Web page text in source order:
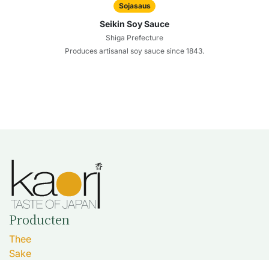
Sojasaus
Seikin Soy Sauce
Shiga Prefecture
Produces artisanal soy sauce since 1843.
Producten
Thee
Sake